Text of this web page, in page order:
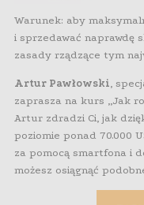
Warunek: aby
i sprzedawać naprawdę
zasady rządzące tym
Artur Pawłowski,
zaprasza na kurs „Jak
Artur zdradzi Ci, jak
poziomie ponad 70.000
za pomocą smartfona i
możesz osiągnąć